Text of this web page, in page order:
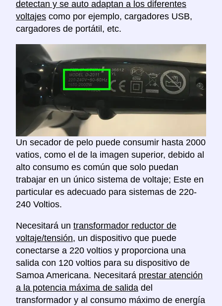
detectan y se auto adaptan a los diferentes
voltajes como por ejemplo, cargadores USB,
cargadores de portátil, etc.
Un secador de pelo puede consumir hasta 2000
vatios, como el de la imagen superior, debido al
alto consumo es común que solo puedan
trabajar en un único sistema de voltaje; Este en
particular es adecuado para sistemas de 220-
240 Voltios.
Necesitará un transformador reductor de
voltaje/tensión, un dispositivo que puede
conectarse a 220 voltios y proporciona una
salida con 120 voltios para su dispositivo de
Samoa Americana. Necesitará prestar atención
a la potencia máxima de salida del
transformador y al consumo máximo de energía